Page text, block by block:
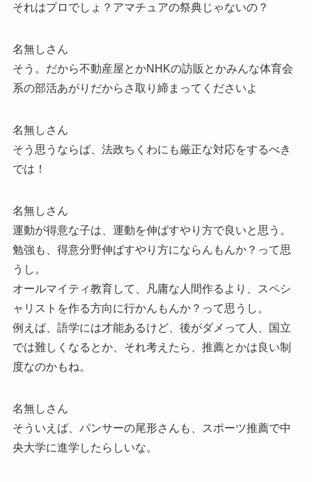
それはプロでしょ？アマチュアの祭典じゃないの？
名無しさん
そう。だから不動産屋とかNHKの訪販とかみんな体育会
系の部活あがりだからさ取り締まってくださいよ
名無しさん
そう思うならば、法政ちくわにも厳正な対応をするべき
では！
名無しさん
運動が得意な子は、運動を伸ばすやり方で良いと思う。
勉強も、得意分野伸ばすやり方にならんもんか？って思
うし。
オールマイティ教育して、凡庸な人間作るより、スペシ
ャリストを作る方向に行かんもんか？って思うし。
例えば、語学には才能あるけど、後がダメって人、国立
では難しくなるとか、それ考えたら、推薦とかは良い制
度なのかもね。
名無しさん
そういえば、パンサーの尾形さんも、スポーツ推薦で中
央大学に進学したらしいな。